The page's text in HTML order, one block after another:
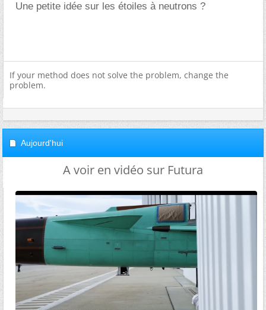
Une petite idée sur les étoiles à neutrons ?
If your method does not solve the problem, change the
problem.
Aujourd'hui
A voir en vidéo sur Futura